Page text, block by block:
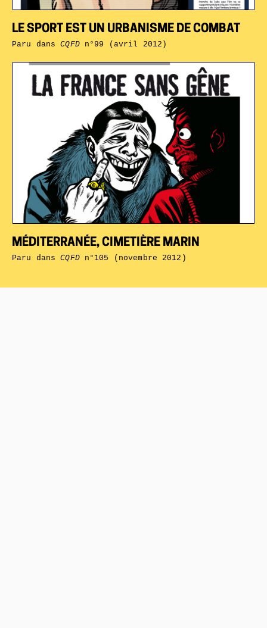
MÉDITERRANÉE, CIMETIÈRE MARIN
Paru dansCQFDn°105 (novembre 2012)
LE SPORT EST UN URBANISME DE COMBAT
Paru dansCQFDn°99 (avril 2012)